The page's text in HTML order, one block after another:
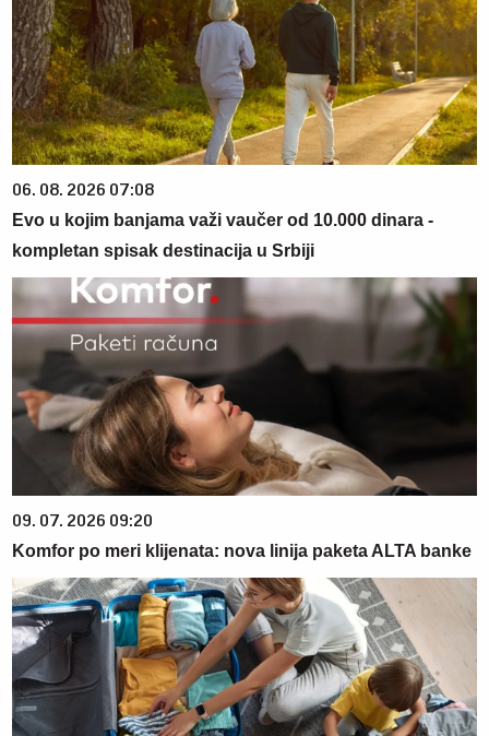
06. 08. 2026 07:08
Evo u kojim banjama važi vaučer od 10.000 dinara -
kompletan spisak destinacija u Srbiji
09. 07. 2026 09:20
Komfor po meri klijenata: nova linija paketa ALTA banke